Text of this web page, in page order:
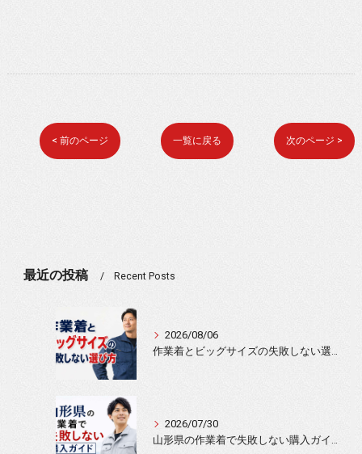
< 前のページ 一覧に戻る 次のページ >
最近の投稿 Recent Posts
2026/08/06
作業着とビッグサイズの失敗しない選び方
2026/07/30
山形県の作業着で失敗しない購入ガイド